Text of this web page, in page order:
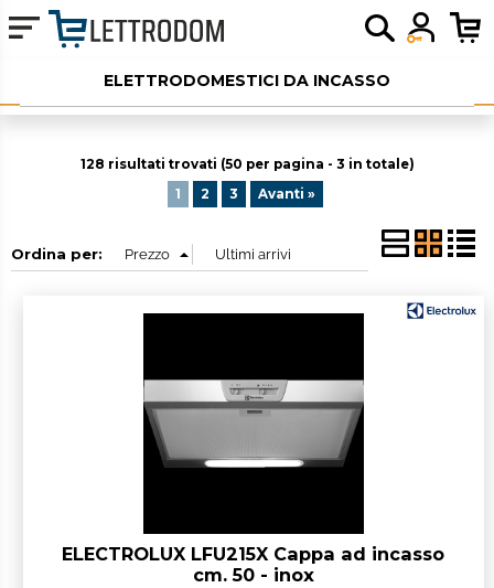
ELETTRODOMESTICI DA INCASSO
PICCOLI ELETTRODOMESTICI
SERVIZI AGGIUNTIVI
OUTLET
128 risultati trovati (50 per pagina - 3 in totale)
1
2 3 Avanti »
Ordina per:
ELECTROLUX LFU215X Cappa ad incasso
cm. 50 - inox